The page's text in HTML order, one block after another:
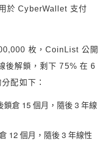
於 CyberWallet 支付
枚，CoinList 公開
後解鎖，剩下 75% 在 6
配如下：
倉 15 個月，隨後 3 年線
12 個月，隨後 3 年線性